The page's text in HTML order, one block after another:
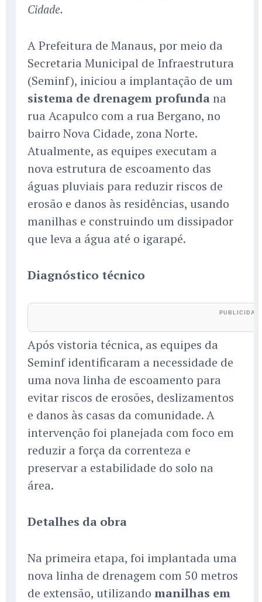
Cidade.
A Prefeitura de Manaus, por meio da
Secretaria Municipal de Infraestrutura
(Seminf), iniciou a implantação de um
sistema de drenagem profundana
rua Acapulco com a rua Bergano, no
bairro Nova Cidade, zona Norte.
Atualmente, as equipes executam a
nova estrutura de escoamento das
águas pluviais para reduzir riscos de
erosão e danos às residências, usando
manilhas e construindo um dissipador
que leva a água até o igarapé.
Diagnóstico técnico
Após vistoria técnica, as equipes da
Seminf identificaram a necessidade de
uma nova linha de escoamento para
evitar riscos de erosões, deslizamentos
e danos às casas da comunidade. A
intervenção foi planejada com foco em
reduzir a força da correnteza e
preservar a estabilidade do solo na
área.
Detalhes da obra
Na primeira etapa, foi implantada uma
nova linha de drenagem com 50 metros
de extensão, utilizando manilhas em